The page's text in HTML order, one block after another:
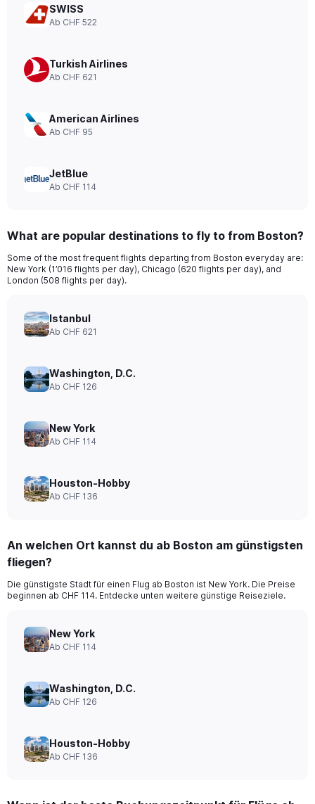
has
displaying
values.
to
1200.
SWISS
Ab CHF 522
Turkish Airlines
Ab CHF 621
American Airlines
Ab CHF 95
JetBlue
Ab CHF 114
What are popular destinations to fly to from Boston?
Some of the most frequent flights departing from Boston everyday are:
New York (1’016 flights per day), Chicago (620 flights per day), and
London (508 flights per day).
Istanbul
Ab CHF 621
Washington, D.C.
Ab CHF 126
New York
Ab CHF 114
Houston-Hobby
Ab CHF 136
An welchen Ort kannst du ab Boston am günstigsten
fliegen?
Die günstigste Stadt für einen Flug ab Boston ist New York. Die Preise
beginnen ab CHF 114. Entdecke unten weitere günstige Reiseziele.
New York
Ab CHF 114
Washington, D.C.
Ab CHF 126
Houston-Hobby
Ab CHF 136